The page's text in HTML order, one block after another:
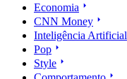
Economia
CNN Money
Inteligência Artificial
Pop
Style